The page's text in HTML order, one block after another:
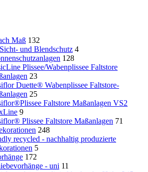
Maß 132
und Blendschutz 4
128
Plissee/Wabenplissee Faltstore
23
Duette® Wabenplissee Faltstore-
25
Faltstore Maßanlagen VS2
9
Plissee Faltstore Maßanlagen 71
248
recycled - nachhaltig produzierte
5
172
- uni 11